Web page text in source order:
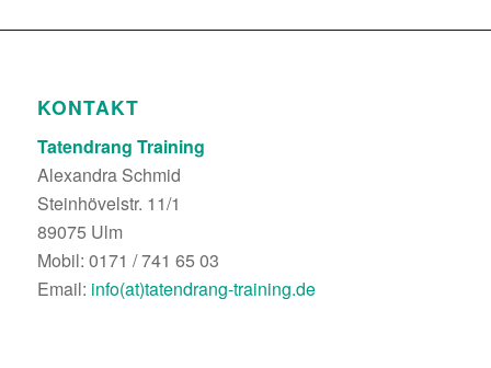
KONTAKT
Tatendrang Training
Alexandra Schmid
Steinhövelstr. 11/1
89075 Ulm
Mobil: 0171 / 741 65 03
Email: info(at)tatendrang-training.de